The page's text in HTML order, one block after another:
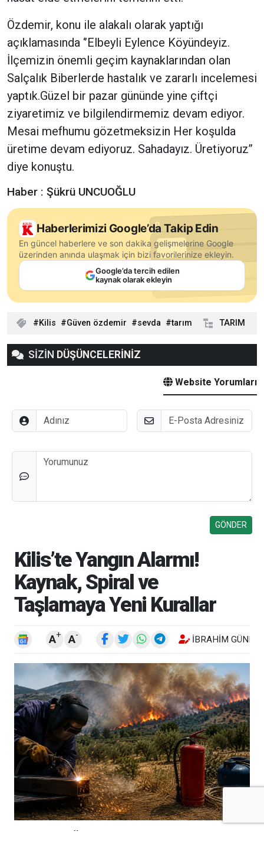
Özdemir, konu ile alakalı olarak yaptığı
açıklamasında ‘’Elbeyli Eylence Köyündeyiz.
İlçemizin önemli geçim kaynaklarından olan
Salçalık Biberlerde hastalık ve zararlı incelemesi
yaptık.Güzel bir pazar gününde yine çiftçi
ziyaretimiz ve bilgilendirmemiz devam ediyor.
Mesai mefhumu gözetmeksizin Her koşulda
üretime devam ediyoruz. Sahadayız. Üretiyoruz’’
diye konuştu.
Haber : Şükrü UNCUOĞLU
Haberlerimizi Google’da Takip Edin
En güncel haberlere ve son dakika gelişmelerine Google
üzerinden anında ulaşmak için bizi favorilerinize ekleyin.
Google’da tercih edilen
kaynak olarak ekleyin
Kilis Güven özdemir sevda tarım TARIM
SİZİN DÜŞÜNCELERİNİZ
Website Yorumları
Adınız E-Posta
Düşünceleriniz
Kilis’te Yangın Alarmı!
Kaynak, Spiral ve
Taşlamaya Yeni Kurallar
A+ A- İBRAHIM GÜNEŞ